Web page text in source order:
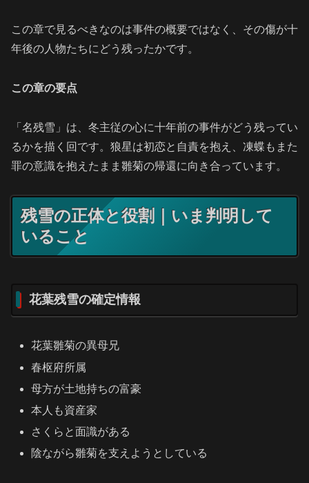
この章で見るべきなのは事件の概要ではなく、その傷が十
年後の人物たちにどう残ったかです。
この章の要点
「名残雪」は、冬主従の心に十年前の事件がどう残ってい
るかを描く回です。狼星は初恋と自責を抱え、凍蝶もまた
罪の意識を抱えたまま雛菊の帰還に向き合っています。
残雪の正体と役割｜いま判明して
いること
花葉残雪の確定情報
花葉雛菊の異母兄
春枢府所属
母方が土地持ちの富豪
本人も資産家
さくらと面識がある
陰ながら雛菊を支えようとしている